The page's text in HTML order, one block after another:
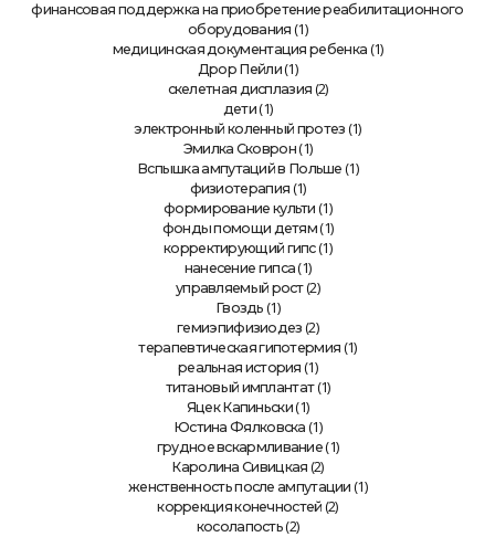
финансовая поддержка на приобретение реабилитационного
оборудования (1)
медицинская документация ребенка (1)
Дрор Пейли(1)
скелетная дисплазия (2)
дети (1)
электронный коленный протез (1)
Эмилка Сковрон (1)
Вспышка ампутаций в Польше (1)
физиотерапия (1)
формирование культи (1)
фонды помощи детям (1)
корректирующий гипс(1)
нанесение гипса (1)
управляемый рост(2)
Гвоздь (1)
гемиэпифизиодез (2)
терапевтическая гипотермия (1)
реальная история (1)
титановый имплантат(1)
Яцек Капиньски (1)
Юстина Фялковска (1)
грудное вскармливание (1)
Каролина Сивицкая (2)
женственность после ампутации (1)
коррекция конечностей (2)
косолапость (2)